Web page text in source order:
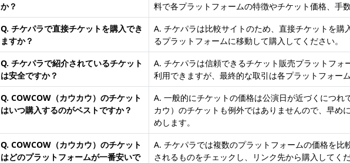
か？
料で各プラットフォームの特徴やチケット価格、手
Q. チケパラで直接チケットを購入でき
ますか？
A. チケパラは比較サイトのため、直接チケットを購
るプラットフォームに移動して購入してください。
Q. チケパラで紹介されているチケット
は安全ですか？
A. チケパラは信頼できるチケット販売プラットフォ
利用できますが、最終的な取引は各プラットフォー
Q. COWCOW（カウカウ）のチケット
はいつ購入するのがベストですか？
A. 一般的にチケットの価格は公演日が近づくにつれ
カウ）のチケットも例外ではありませんので、早め
めします。
Q. COWCOW（カウカウ）のチケット
はどのプラットフォームが一番安いで
A. チケパラでは複数のプラットフォームの価格を比
されるものをチェックし、リンク先から購入してくだ